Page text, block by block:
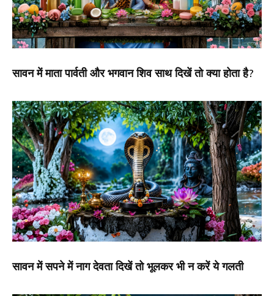
सावन में माता पार्वती और भगवान शिव साथ दिखें तो क्या होता है?
सावन में सपने में नाग देवता दिखें तो भूलकर भी न करें ये गलती